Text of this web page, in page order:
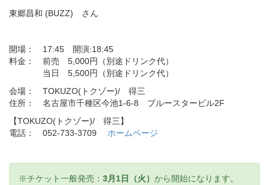
東郷昌和 (BUZZ) さん
開場： 17:45 開演:18:45
料金： 前売 5,000円（別途ドリンク代）
当日 5,500円（別途ドリンク代）
会場： TOKUZO(トクゾー)/ 得三
住所： 名古屋市千種区今池1-6-8 ブルースタービル2F
【TOKUZO(トクゾー)/ 得三】
電話： 052-733-3709 ホームページ
※チケット一般発売： 3月1日（火） から開始になります。